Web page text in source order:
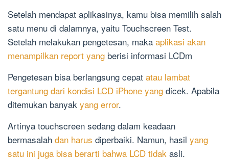
Setelah mendapat aplikasinya, kamu bisa memilih salah
satu menu di dalamnya, yaitu Touchscreen Test.
Setelah melakukan pengetesan, maka aplikasi akan
menampilkan report yang berisi informasi LCDm
Pengetesan bisa berlangsung cepat atau lambat
tergantung dari kondisi LCD iPhone yang dicek. Apabila
ditemukan banyak yang error.
Artinya touchscreen sedang dalam keadaan
bermasalah dan harus diperbaiki. Namun, hasil yang
satu ini juga bisa berarti bahwa LCD tidak asli.